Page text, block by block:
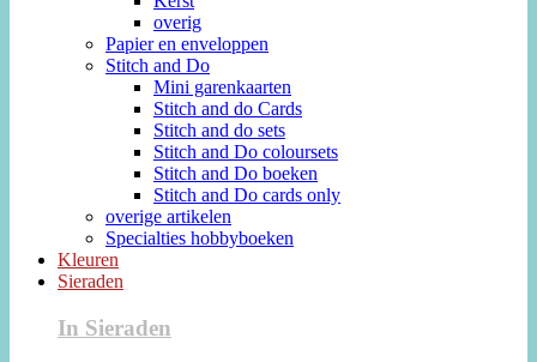
overig
Papier en enveloppen
Stitch and Do
Mini garenkaarten
Stitch and do Cards
Stitch and do sets
Stitch and Do coloursets
Stitch and Do boeken
Stitch and Do cards only
overige artikelen
Specialties hobbyboeken
Kleuren
Sieraden
In Sieraden